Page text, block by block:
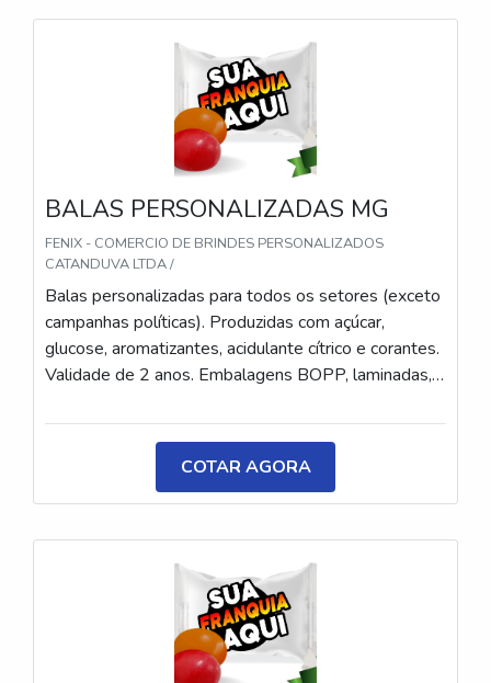
BALAS PERSONALIZADAS MG
FENIX - COMERCIO DE BRINDES PERSONALIZADOS
CATANDUVA LTDA /
Balas personalizadas para todos os setores (exceto
campanhas políticas). Produzidas com açúcar,
glucose, aromatizantes, acidulante cítrico e corantes.
Validade de 2 anos. Embalagens BOPP, laminadas,
ou P&B em alta qualidade, tinta atóxica. Medida: 5 ×
3,5 cm. Sabores variados (frutas, café, menta etc.) e
diferentes tipos (balas, gomas, chicletes, recheadas
e pastilhas). Produto sem glúten.
COTAR AGORA